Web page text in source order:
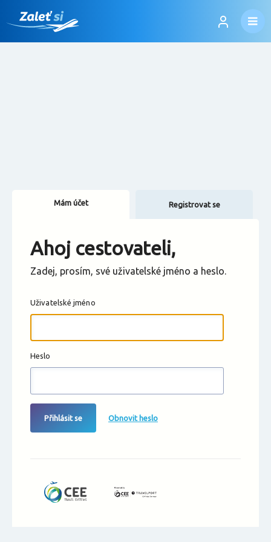
Změnit měnu
Mám účet Registrovat se
Ahoj cestovateli,
Zadej, prosím, své uživatelské jméno a heslo.
Uživatelské jméno
Heslo
Přihlásit se Obnovit heslo